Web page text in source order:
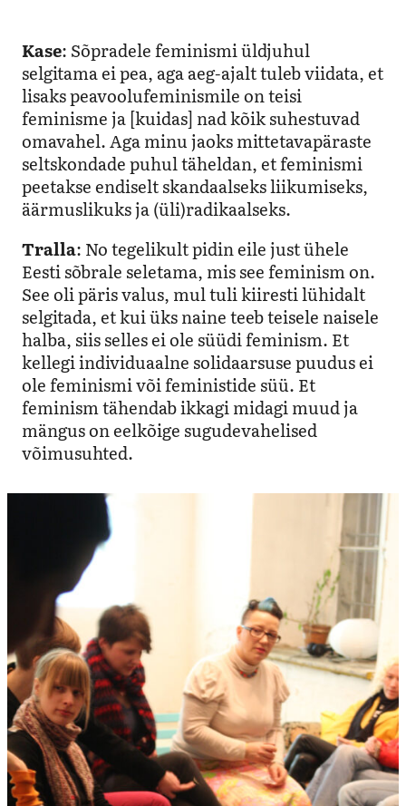
Kase: Sõpradele feminismi üldjuhul
selgitama ei pea, aga aeg-ajalt tuleb viidata, et
lisaks peavoolufeminismile on teisi
feminisme ja [kuidas] nad kõik suhestuvad
omavahel. Aga minu jaoks mittetavapäraste
seltskondade puhul täheldan, et feminismi
peetakse endiselt skandaalseks liikumiseks,
äärmuslikuks ja (üli)radikaalseks.
Tralla: No tegelikult pidin eile just ühele
Eesti sõbrale seletama, mis see feminism on.
See oli päris valus, mul tuli kiiresti lühidalt
selgitada, et kui üks naine teeb teisele naisele
halba, siis selles ei ole süüdi feminism. Et
kellegi individuaalne solidaarsuse puudus ei
ole feminismi või feministide süü. Et
feminism tähendab ikkagi midagi muud ja
mängus on eelkõige sugudevahelised
võimusuhted.